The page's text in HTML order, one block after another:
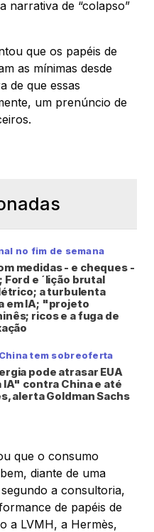
narrativa de “colapso”
que os papéis de
as mínimas desde
de que essas
um prenúncio de
no fim de semana
medidas - e cheques -
Ford e ´lição brutal
a turbulenta
em IA; "projeto
ricos e a fuga de
tem sobreoferta
pode atrasar EUA
contra China e até
alerta Goldman Sachs
que o consumo
diante de uma
a consultoria,
de papéis de
a LVMH, a Hermès,